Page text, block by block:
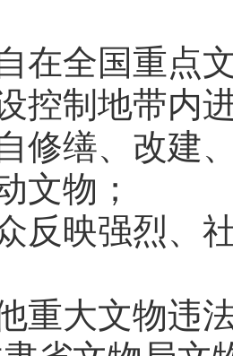
在全国重点
控制地带内
修缮、改建
文物；
反映强烈、
重大文物违